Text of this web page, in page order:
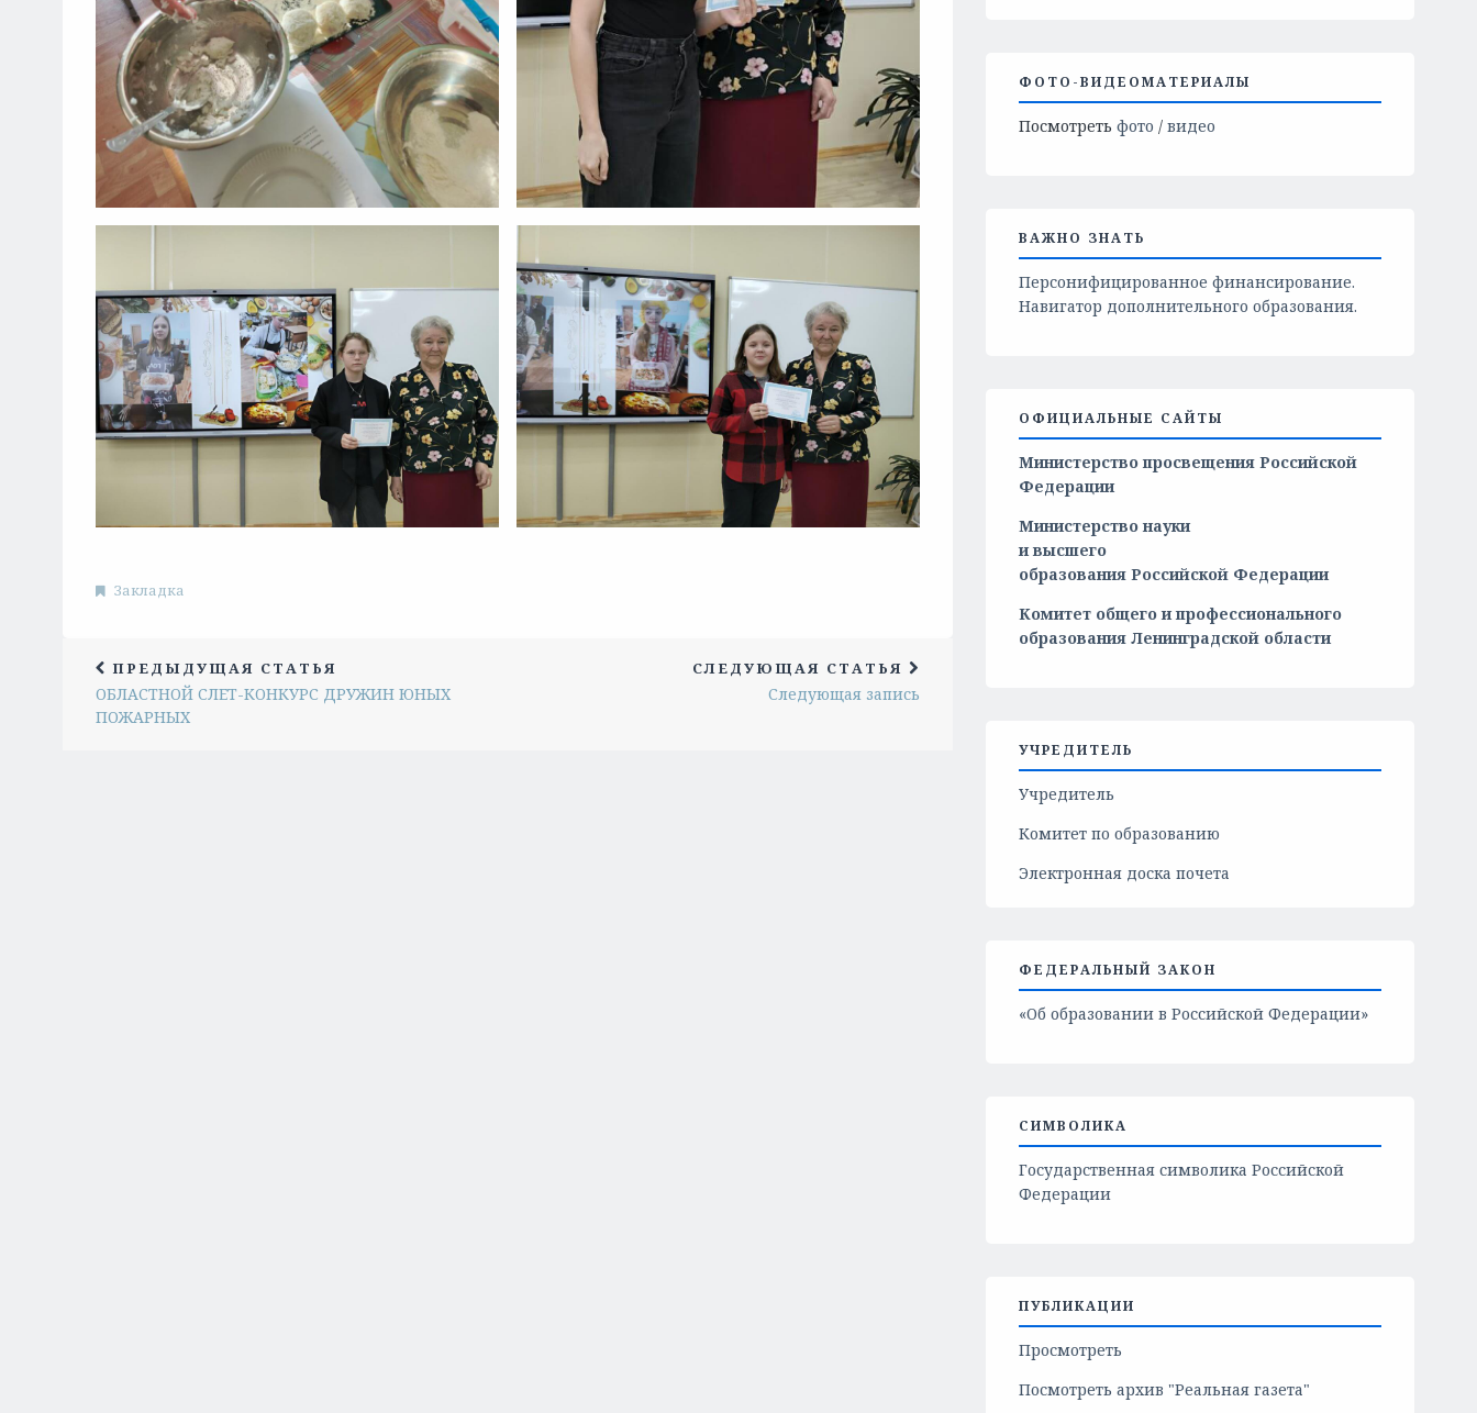
Закладка
ПРЕДЫДУЩАЯ СТАТЬЯ
ОБЛАСТНОЙ СЛЕТ-КОНКУРС ДРУЖИН ЮНЫХ
ПОЖАРНЫХ
СЛЕДУЮЩАЯ СТАТЬЯ
Следующая запись
ФОТО-ВИДЕОМАТЕРИАЛЫ
Посмотреть фото / видео
ВАЖНО ЗНАТЬ
Персонифицированное финансирование.
Навигатор дополнительного образования.
ОФИЦИАЛЬНЫЕ САЙТЫ
Министерство просвещения Российской
Федерации
Министерство науки
и высшего
образования Российской Федерации
Комитет общего и профессионального
образования Ленинградской области
УЧРЕДИТЕЛЬ
Учредитель
Комитет по образованию
Электронная доска почета
ФЕДЕРАЛЬНЫЙ ЗАКОН
«Об образовании в Российской Федерации»
СИМВОЛИКА
Государственная символика Российской
Федерации
ПУБЛИКАЦИИ
Просмотреть
Посмотреть архив "Реальная газета"